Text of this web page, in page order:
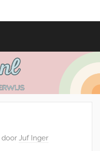
door Juf Inger